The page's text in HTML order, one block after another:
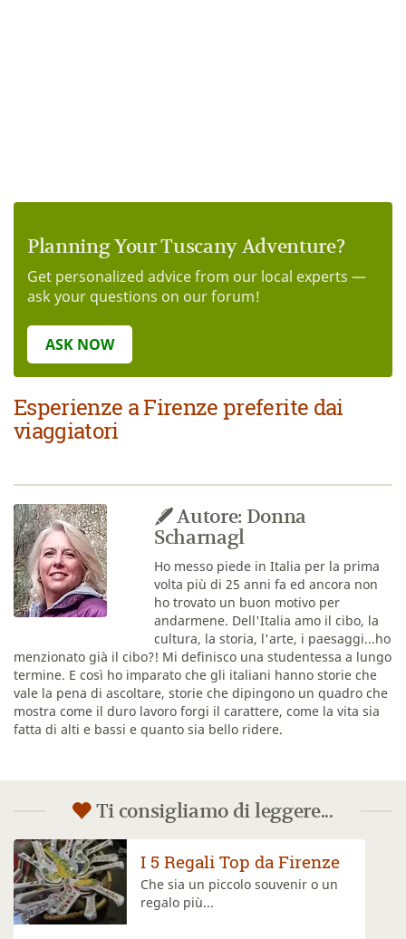
Planning Your Tuscany Adventure?
Get personalized advice from our local experts —
ask your questions on our forum!
ASK NOW
Esperienze a Firenze preferite dai
viaggiatori
Autore: Donna
Scharnagl
Ho messo piede in Italia per la prima
volta più di 25 anni fa ed ancora non
ho trovato un buon motivo per
andarmene. Dell'Italia amo il cibo, la
cultura, la storia, l'arte, i paesaggi...ho
menzionato già il cibo?! Mi definisco una studentessa a lungo
termine. E così ho imparato che gli italiani hanno storie che
vale la pena di ascoltare, storie che dipingono un quadro che
mostra come il duro lavoro forgi il carattere, come la vita sia
fatta di alti e bassi e quanto sia bello ridere.
Ti consigliamo di leggere...
Il Mercato di San Lorenzo
Visitate il mercato più famoso di
Firenze, il...